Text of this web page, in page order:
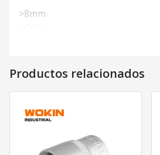
>8mm
Productos relacionados